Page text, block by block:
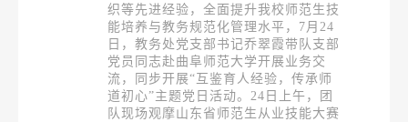
织等先进经验，全面提升我校师范生技
能培养与教务规范化管理水平，7月24
日，教务处党支部书记乔翠霞带队支部
党员同志赴曲阜师范大学开展业务交
流，同步开展“互鉴育人经验，传承师
道初心”主题党日活动。24日上午，团
队现场观摩山东省师范生从业技能大赛